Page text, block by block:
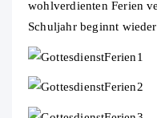
wohlverdienten Ferien
Schuljahr beginnt